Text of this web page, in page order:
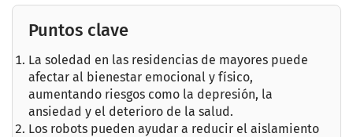
Puntos clave
La soledad en las residencias de mayores puede
afectar al bienestar emocional y físico,
aumentando riesgos como la depresión, la
ansiedad y el deterioro de la salud.
Los robots pueden ayudar a reducir el aislamiento